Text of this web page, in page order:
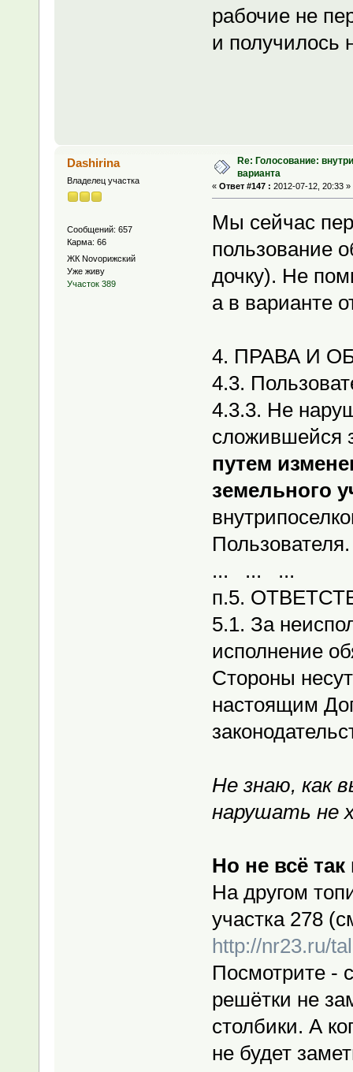
рабочие не
и получилось
Dashirina
Владелец участка
Сообщений: 657
Карма: 66
ЖК Novoрижский
Уже живу
Участок 389
Re: Голосование:
варианта
« Ответ #147 : 2012-07-12, 20:33 »
Мы сейчас
пользование
дочку). Не
а в варианте
4. ПРАВА И
4.3.
4.3.3. Не
сложившейся
путем
земельного
Пользователя.
... ... ...
п.5.
5.1. За
исполнение
Стороны
настоящим
Не знаю, как
нарушать не
Но не всё так
На другом
участка 278
http://nr23.ru/
Посмотрите -
решётки не
столбики. А
не будет